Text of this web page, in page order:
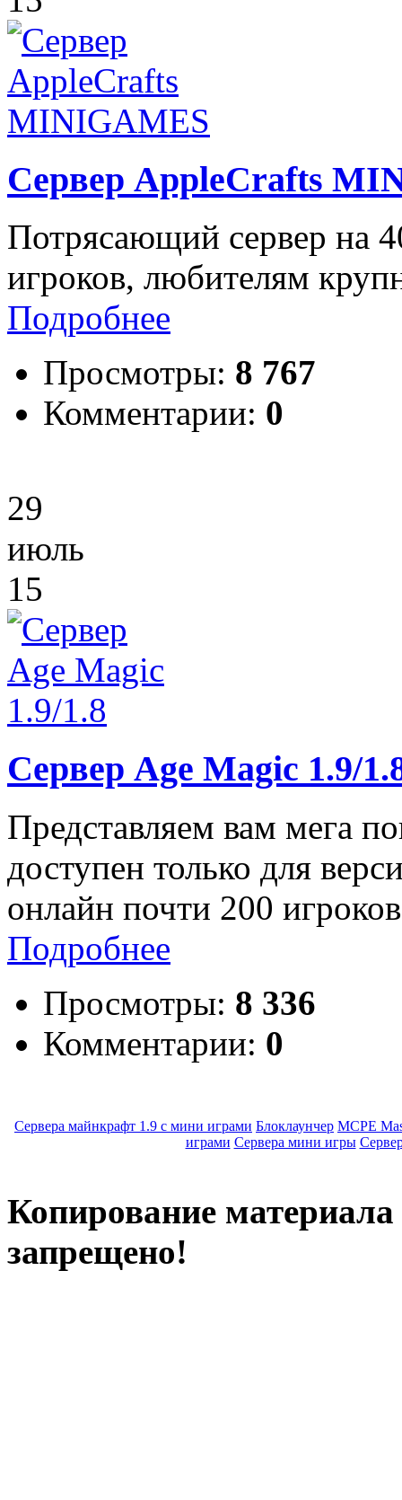
Сервер AppleCrafts
Потрясающий сервер на
игроков, любителям
Подробнее
Просмотры: 8 767
Комментарии: 0
29
июль
15
Сервер Age Magic 1.9/
Представляем вам мега
доступен только для
онлайн почти 200
Подробнее
Просмотры: 8 336
Комментарии: 0
Сервера майнкрафт 1.9 с мини играми Блоклаунчер MCPE
играми Сервера мини игры
Копирование материала
запрещено!